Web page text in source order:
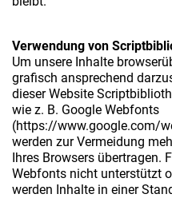
Verwendung von
Um unsere Inhalte
grafisch ansprechend
dieser Website
wie z. B. Google Webfonts
(https://www.google.com/
werden zur Vermeidung
Ihres Browsers übertragen.
Webfonts nicht unterstützt
werden Inhalte in einer